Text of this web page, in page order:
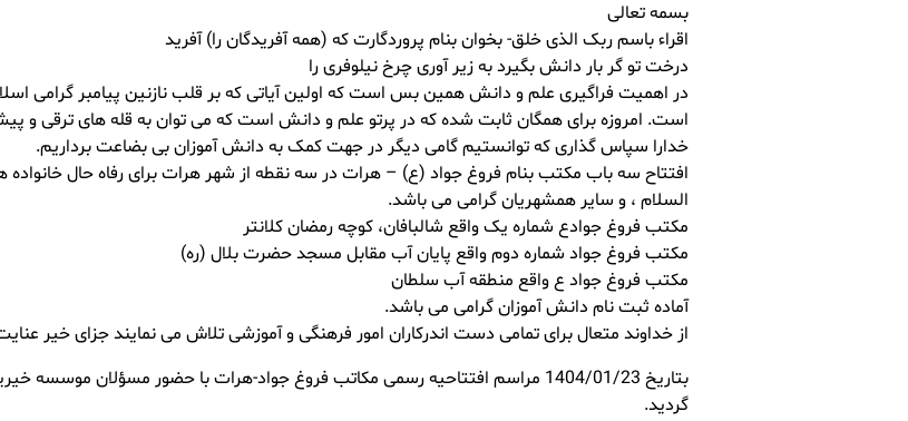
بسمه تعالی
اقراء باسم ربک الذی خلق- بخوان بنام پروردگارت که (همه آفریدگان را) آفرید
درخت تو گر بار دانش بگیرد به زیر آوری چرخ نیلوفری را
در اهمیت فراگیری علم و دانش همین بس است که اولین آیاتی که بر قلب نازنین پیامبر گرامی
است. امروزه برای همگان ثابت شده که در پرتو علم و دانش است که می توان به قله های ترقی و
خدارا سپاس گذاری که توانستیم گامی دیگر در جهت کمک به دانش آموزان بی بضاعت برداریم.
افتتاح سه باب مکتب بنام فروغ جواد (ع) – هرات در سه نقطه از شهر هرات برای رفاه حال
السلام ، و سایر همشهریان گرامی می باشد.
مکتب فروغ جوادع شماره یک واقع شالبافان، کوچه رمضان کلانتر
مکتب فروغ جواد شماره دوم واقع پایان آب مقابل مسجد حضرت بلال (ره)
مکتب فروغ جواد ع واقع منطقه آب سلطان
آماده ثبت نام دانش آموزان گرامی می باشد.
از خداوند متعال برای تمامی دست اندرکاران امور فرهنگی و آموزشی تلاش می نمایند جزای خیر
بتاریخ 1404/01/23 مراسم افتتاحیه رسمی مکاتب فروغ جواد-هرات با حضور مسؤلان
گردید.